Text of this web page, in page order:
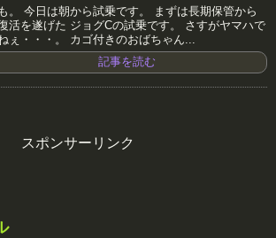
。 今日は朝から試乗です。 まずは長期保管から
活を遂げた ジョグCの試乗です。 さすがヤマハで
ぇ・・・。 カゴ付きのおばちゃん...
記事を読む
スポンサーリンク